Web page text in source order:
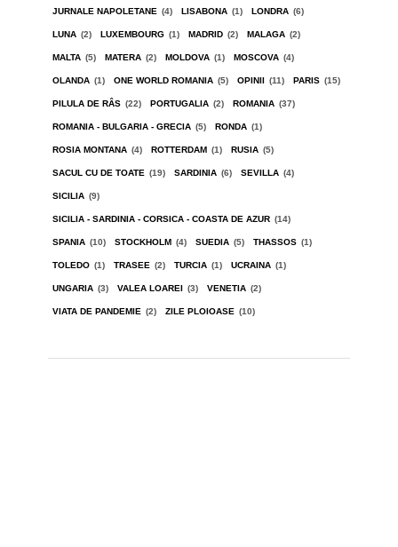
JURNALE NAPOLETANE (4) LISABONA (1) LONDRA (6)
LUNA (2) LUXEMBOURG (1) MADRID (2) MALAGA (2)
MALTA (5) MATERA (2) MOLDOVA (1) MOSCOVA (4)
OLANDA (1) ONE WORLD ROMANIA (5) OPINII (11) PARIS (15)
PILULA DE RÂS (22) PORTUGALIA (2) ROMANIA (37)
ROMANIA - BULGARIA - GRECIA (5) RONDA (1)
ROSIA MONTANA (4) ROTTERDAM (1) RUSIA (5)
SACUL CU DE TOATE (19) SARDINIA (6) SEVILLA (4)
SICILIA (9)
SICILIA - SARDINIA - CORSICA - COASTA DE AZUR (14)
SPANIA (10) STOCKHOLM (4) SUEDIA (5) THASSOS (1)
TOLEDO (1) TRASEE (2) TURCIA (1) UCRAINA (1)
UNGARIA (3) VALEA LOAREI (3) VENETIA (2)
VIATA DE PANDEMIE (2) ZILE PLOIOASE (10)